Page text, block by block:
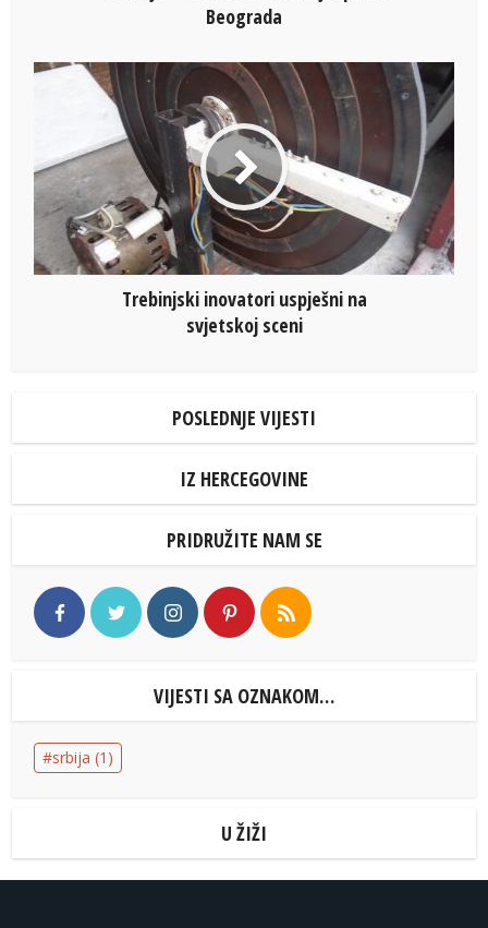
Beograda
Trebinjski inovatori uspješni na
svjetskoj sceni
POSLEDNJE VIJESTI
IZ HERCEGOVINE
PRIDRUŽITE NAM SE
VIJESTI SA OZNAKOM…
srbija (1)
U ŽIŽI